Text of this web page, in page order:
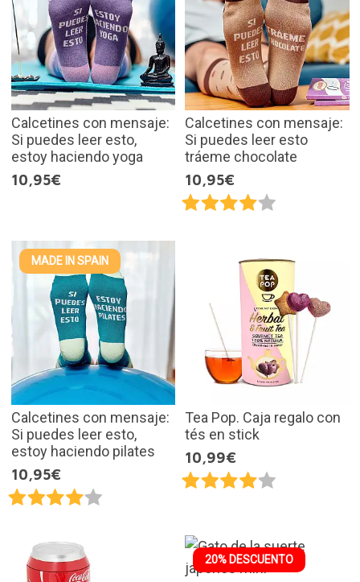
Calcetines con mensaje:
Si puedes leer esto,
estoy haciendo yoga
10,95€
Calcetines con mensaje:
Si puedes leer esto
tráeme chocolate
10,95€
MADE IN SPAIN
Calcetines con mensaje:
Si puedes leer esto,
estoy haciendo pilates
10,95€
Tea Pop. Caja regalo con
tés en stick
10,99€
20% DESCUENTO